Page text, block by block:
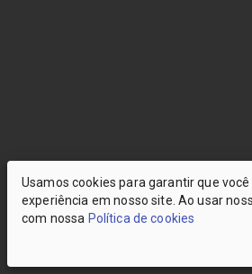
Usamos cookies para garantir que
experiência em nosso site. Ao usar
com nossa Política de cookies